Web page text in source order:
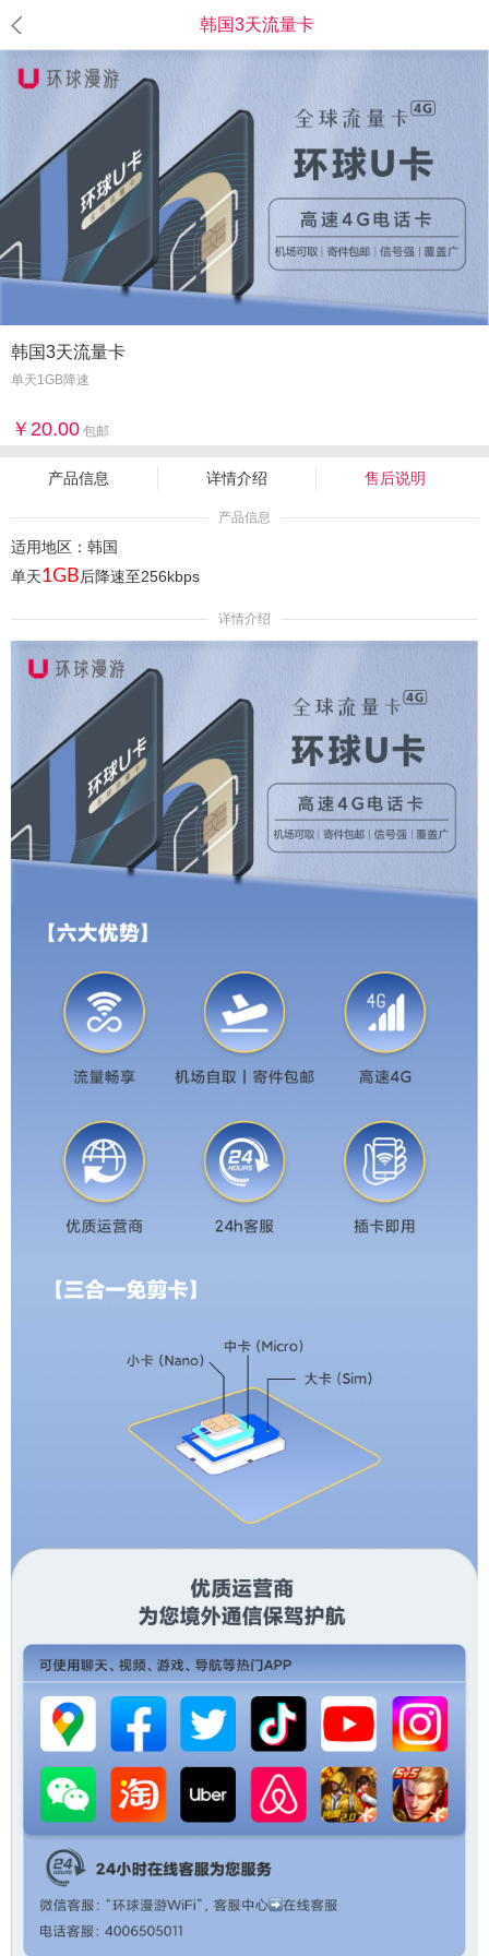
韩国3天流量卡
韩国3天流量卡
单天1GB降速
20.00 包邮
产品信息 详情介绍 售后说明
产品信息
适用地区：韩国
单天1GB后降速至256kbps
详情介绍